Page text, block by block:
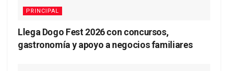
PRINCIPAL
Llega Dogo Fest 2026 con concursos,
gastronomía y apoyo a negocios familiares